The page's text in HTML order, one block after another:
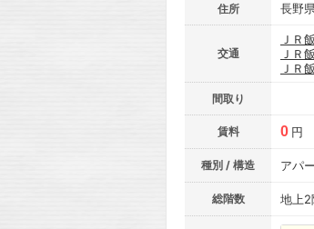
住所 長野
交通
ＪＲ
ＪＲ
ＪＲ
間取り
賃料 0 円
種別 / 構造 アパ
総階数 地上2